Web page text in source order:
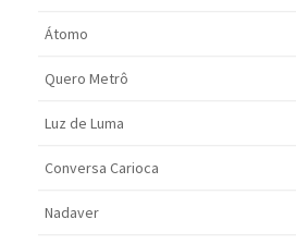
Átomo
Quero Metrô
Luz de Luma
Conversa Carioca
Nadaver